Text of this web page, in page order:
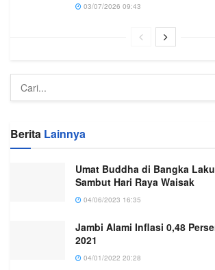
03/07/2026 09:43
Berita Lainnya
Umat Buddha di Bangka
Sambut Hari Raya Waisak
04/06/2023 16:35
Jambi Alami Inflasi 0,48
2021
04/01/2022 20:28